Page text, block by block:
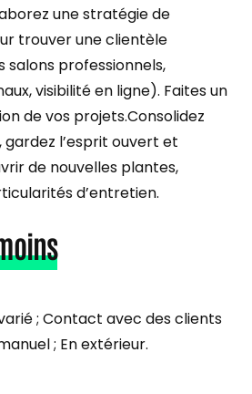
une stratégie de
trouver une clientèle
professionnels,
visibilité en ligne). Faites un
de vos projets.Consolidez
gardez l’esprit ouvert et
de nouvelles plantes,
d’entretien.
; Contact avec des clients
; En extérieur.